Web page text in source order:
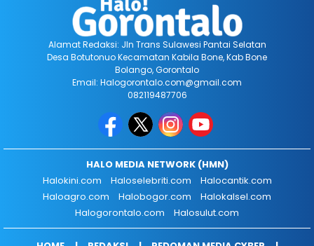
Alamat Redaksi: Jln Trans Sulawesi Pantai Selatan
Desa Botutonuo Kecamatan Kabila Bone, Kab Bone
Bolango, Gorontalo
Email: Halogorontalo.com@gmail.com
082119487706
HALO MEDIA NETWORK (HMN)
Halokini.com
Haloselebriti.com
Halocantik.com
Haloagro.com
Halobogor.com
Halokalsel.com
Halogorontalo.com
Halosulut.com